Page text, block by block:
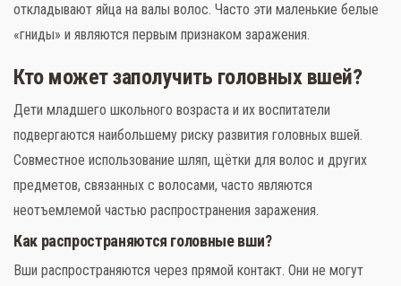
откладывают яйца на валы волос. Часто эти маленькие белые
«гниды» и являются первым признаком заражения.
Кто может заполучить головных вшей?
Дети младшего школьного возраста и их воспитатели
подвергаются наибольшему риску развития головных вшей.
Совместное использование шляп, щётки для волос и других
предметов, связанных с волосами, часто являются
неотъемлемой частью распространения заражения.
Как распространяются головные вши?
Вши распространяются через прямой контакт. Они не могут